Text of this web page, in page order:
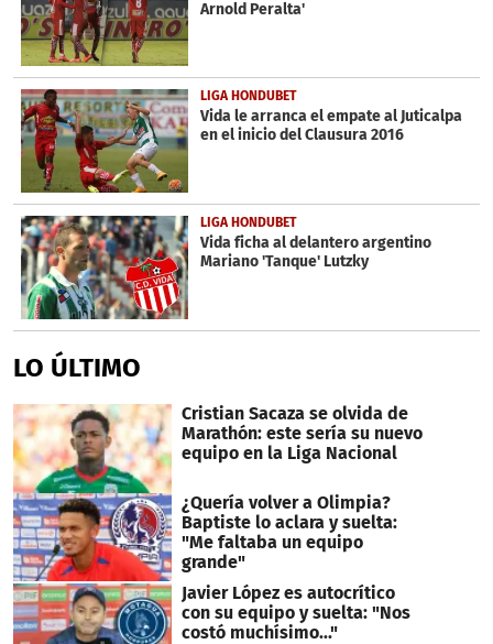
Arnold Peralta'
LIGA HONDUBET
Vida le arranca el empate al Juticalpa
en el inicio del Clausura 2016
LIGA HONDUBET
Vida ficha al delantero argentino
Mariano 'Tanque' Lutzky
LO ÚLTIMO
Cristian Sacaza se olvida de
Marathón: este sería su nuevo
equipo en la Liga Nacional
¿Quería volver a Olimpia?
Baptiste lo aclara y suelta:
"Me faltaba un equipo
grande"
Javier López es autocrítico
con su equipo y suelta: "Nos
costó muchísimo..."